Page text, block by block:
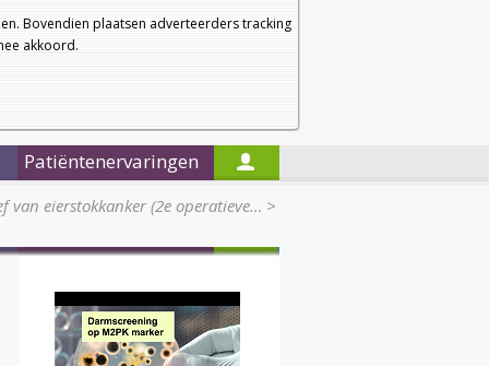
Bovendien plaatsen adverteerders tracking
akkoord.
a
a
Nieuwsbrief
Startpagina
Patiëntenervaringen
van eierstokkanker (2e operatieve… >